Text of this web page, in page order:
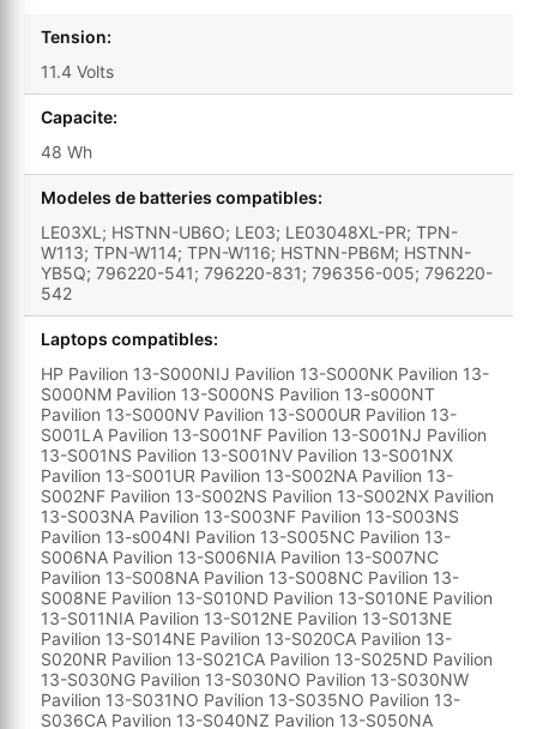
Tension:
11.4 Volts
Capacite:
48 Wh
Modeles de batteries compatibles:
LE03XL; HSTNN-UB6O; LE03; LE03048XL-PR; TPN-
W113; TPN-W114; TPN-W116; HSTNN-PB6M; HSTNN-
YB5Q; 796220-541; 796220-831; 796356-005; 796220-
542
Laptops compatibles:
HP Pavilion 13-S000NIJ Pavilion 13-S000NK Pavilion 13-
S000NM Pavilion 13-S000NS Pavilion 13-s000NT
Pavilion 13-S000NV Pavilion 13-S000UR Pavilion 13-
S001LA Pavilion 13-S001NF Pavilion 13-S001NJ Pavilion
13-S001NS Pavilion 13-S001NV Pavilion 13-S001NX
Pavilion 13-S001UR Pavilion 13-S002NA Pavilion 13-
S002NF Pavilion 13-S002NS Pavilion 13-S002NX Pavilion
13-S003NA Pavilion 13-S003NF Pavilion 13-S003NS
Pavilion 13-s004NI Pavilion 13-S005NC Pavilion 13-
S006NA Pavilion 13-S006NIA Pavilion 13-S007NC
Pavilion 13-S008NA Pavilion 13-S008NC Pavilion 13-
S008NE Pavilion 13-S010ND Pavilion 13-S010NE Pavilion
13-S011NIA Pavilion 13-S012NE Pavilion 13-S013NE
Pavilion 13-S014NE Pavilion 13-S020CA Pavilion 13-
S020NR Pavilion 13-S021CA Pavilion 13-S025ND Pavilion
13-S030NG Pavilion 13-S030NO Pavilion 13-S030NW
Pavilion 13-S031NO Pavilion 13-S035NO Pavilion 13-
S036CA Pavilion 13-S040NZ Pavilion 13-S050NA